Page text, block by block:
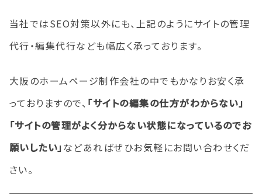
当社ではSEO対策以外にも、上記のようにサイトの管理
代行・編集代行なども幅広く承っております。
大阪のホームページ制作会社の中でもかなりお安く承
っておりますので、 「サイトの編集の仕方がわからない」
「サイトの管理がよく分からない状態になっているのでお
願いしたい」などあればぜひお気軽にお問い合わせくだ
さい。